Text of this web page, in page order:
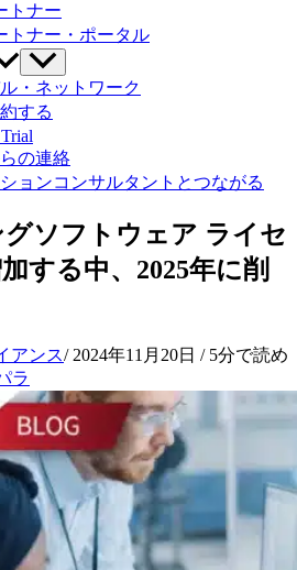
トナー
トナー・ポータル
・ネットワーク
する
の連絡
ョンコンサルタントとつながる
ソフトウェア ライセ
する中、2025年に削
アンス/ 2024年11月20日 / 5分で読め
ラ